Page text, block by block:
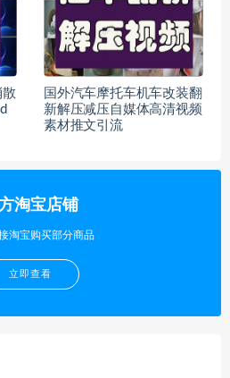
散
国外汽车摩托车机车改装翻
新解压减压自媒体高清视频
素材推文引流
淘宝店铺
淘宝购买部分商品
立即查看